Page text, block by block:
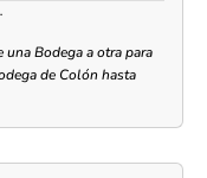
Bodega a otra para
de Colón hasta